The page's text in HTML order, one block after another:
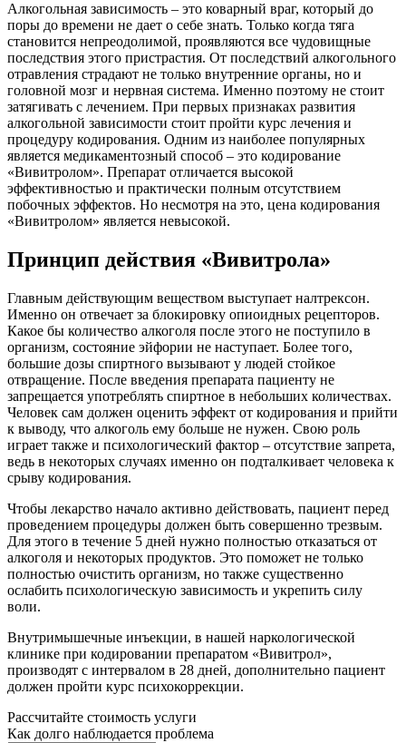
Алкогольная зависимость – это коварный враг, который до
поры до времени не дает о себе знать. Только когда тяга
становится непреодолимой, проявляются все чудовищные
последствия этого пристрастия. От последствий алкогольного
отравления страдают не только внутренние органы, но и
головной мозг и нервная система. Именно поэтому не стоит
затягивать с лечением. При первых признаках развития
алкогольной зависимости стоит пройти курс лечения и
процедуру кодирования. Одним из наиболее популярных
является медикаментозный способ – это кодирование
«Вивитролом». Препарат отличается высокой
эффективностью и практически полным отсутствием
побочных эффектов. Но несмотря на это, цена кодирования
«Вивитролом» является невысокой.
Принцип действия «Вивитрола»
Главным действующим веществом выступает налтрексон.
Именно он отвечает за блокировку опиоидных рецепторов.
Какое бы количество алкоголя после этого не поступило в
организм, состояние эйфории не наступает. Более того,
большие дозы спиртного вызывают у людей стойкое
отвращение. После введения препарата пациенту не
запрещается употреблять спиртное в небольших количествах.
Человек сам должен оценить эффект от кодирования и прийти
к выводу, что алкоголь ему больше не нужен. Свою роль
играет также и психологический фактор – отсутствие запрета,
ведь в некоторых случаях именно он подталкивает человека к
срыву кодирования.
Чтобы лекарство начало активно действовать, пациент перед
проведением процедуры должен быть совершенно трезвым.
Для этого в течение 5 дней нужно полностью отказаться от
алкоголя и некоторых продуктов. Это поможет не только
полностью очистить организм, но также существенно
ослабить психологическую зависимость и укрепить силу
воли.
Внутримышечные инъекции, в нашей наркологической
клинике при кодировании препаратом «Вивитрол»,
производят с интервалом в 28 дней, дополнительно пациент
должен пройти курс психокоррекции.
Рассчитайте стоимость услуги
Как долго наблюдается проблема